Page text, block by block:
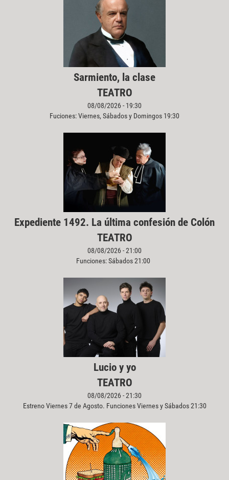
Sarmiento, la clase
TEATRO
08/08/2026 - 19:30
Fuciones: Viernes, Sábados y Domingos 19:30
Expediente 1492. La última confesión de Colón
TEATRO
08/08/2026 - 21:00
Funciones: Sábados 21:00
Lucio y yo
TEATRO
08/08/2026 - 21:30
Estreno Viernes 7 de Agosto. Funciones Viernes y Sábados 21:30